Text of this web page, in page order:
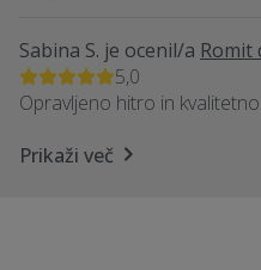
Sabina S. je ocenil/a Romit
5,0
Opravljeno hitro in
Prikaži več